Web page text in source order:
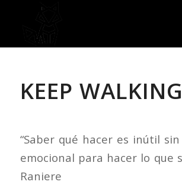
KEEP WALKING
“Saber qué hacer es inútil
emocional para hacer lo que
Raniere